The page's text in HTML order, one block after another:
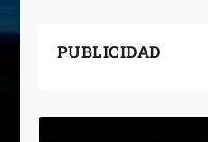
PUBLICIDAD